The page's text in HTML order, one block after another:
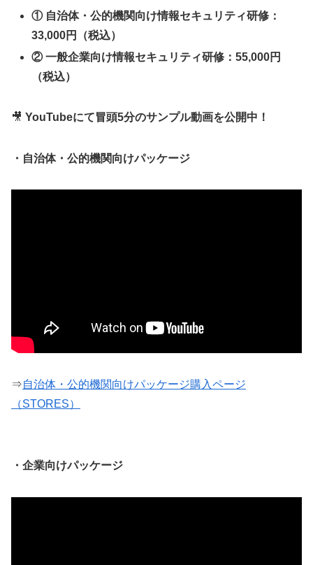
① 自治体・公的機関向け情報セキュリティ研修：
33,000円（税込）
② 一般企業向け情報セキュリティ研修：55,000円
（税込）
🎥 YouTubeにて冒頭5分のサンプル動画を公開中！
・自治体・公的機関向けパッケージ
⇒自治体・公的機関向けパッケージ購入ページ
（STORES）
・企業向けパッケージ